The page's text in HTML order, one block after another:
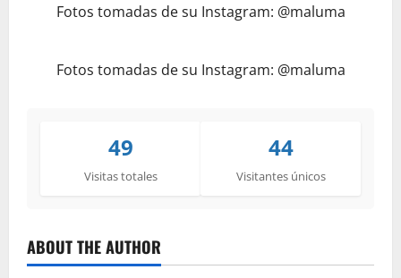
Fotos tomadas de su Instagram: @maluma
Fotos tomadas de su Instagram: @maluma
49
Visitas totales
44
Visitantes únicos
ABOUT THE AUTHOR